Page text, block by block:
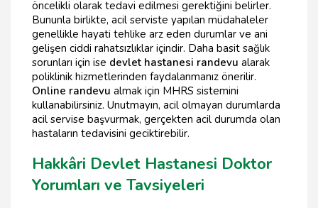
öncelikli olarak tedavi edilmesi gerektiğini belirler.
Bununla birlikte, acil serviste yapılan müdahaleler
genellikle hayati tehlike arz eden durumlar ve ani
gelişen ciddi rahatsızlıklar içindir. Daha basit sağlık
sorunları için ise devlet hastanesi randevu alarak
poliklinik hizmetlerinden faydalanmanız önerilir.
Online randevu almak için MHRS sistemini
kullanabilirsiniz. Unutmayın, acil olmayan durumlarda
acil servise başvurmak, gerçekten acil durumda olan
hastaların tedavisini geciktirebilir.
Hakkâri Devlet Hastanesi Doktor
Yorumları ve Tavsiyeleri